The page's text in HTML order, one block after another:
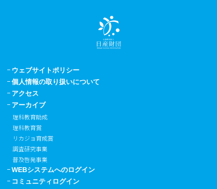
ウェブサイトポリシー
個人情報の取り扱いについて
アクセス
アーカイブ
理科教育助成
理科教育賞
リカジョ育成賞
調査研究事業
普及啓発事業
WEBシステムへのログイン
コミュニティログイン